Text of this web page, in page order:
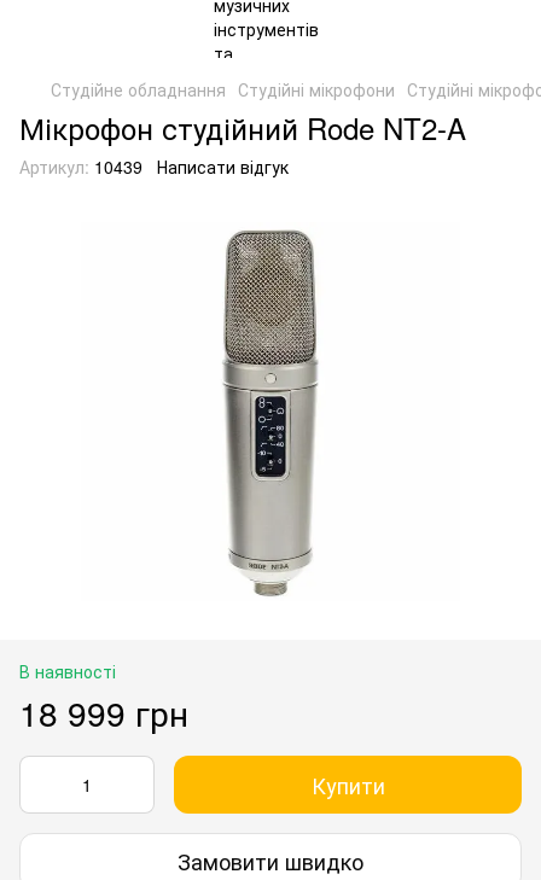
Студійне обладнання Студійні мікрофони Студійні
Мікрофон студійний Rode NT2-A
Артикул: 10439 Написати відгук
В наявності
18 999 грн
Купити
Замовити швидко